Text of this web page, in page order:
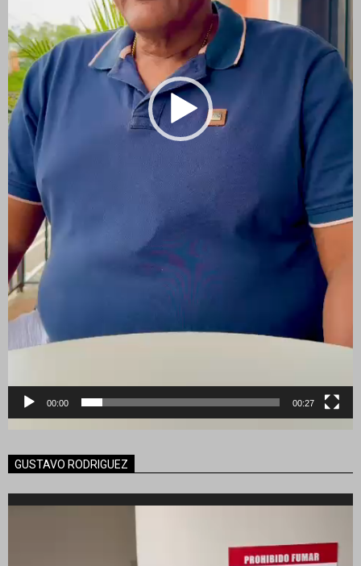
00:00 00:27
GUSTAVO RODRIGUEZ